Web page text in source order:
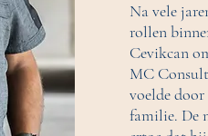
Na vele
rollen
Cevikcan
MC
voelde
familie. De